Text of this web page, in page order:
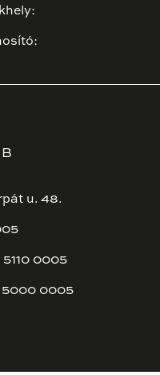
u. 48.
0005
5000 0005